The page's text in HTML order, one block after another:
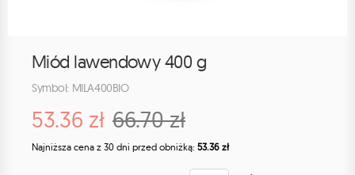
Miód lawendowy 400 g
Symbol: MILA400BIO
53.36 zł 66.70 zł
Najniższa cena z 30 dni przed obniżką: 53.36 zł